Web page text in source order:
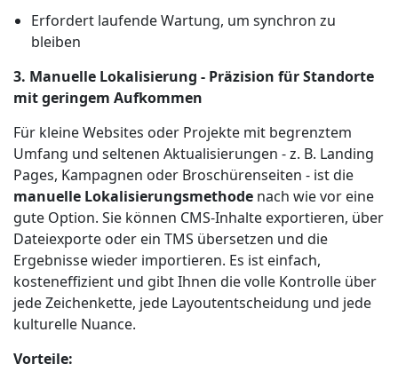
Erfordert laufende Wartung, um synchron zu
bleiben
3. Manuelle Lokalisierung - Präzision für Standorte
mit geringem Aufkommen
Für kleine Websites oder Projekte mit begrenztem
Umfang und seltenen Aktualisierungen - z. B. Landing
Pages, Kampagnen oder Broschürenseiten - ist die
manuelle Lokalisierungsmethode nach wie vor eine
gute Option. Sie können CMS-Inhalte exportieren, über
Dateiexporte oder ein TMS übersetzen und die
Ergebnisse wieder importieren. Es ist einfach,
kosteneffizient und gibt Ihnen die volle Kontrolle über
jede Zeichenkette, jede Layoutentscheidung und jede
kulturelle Nuance.
Vorteile: